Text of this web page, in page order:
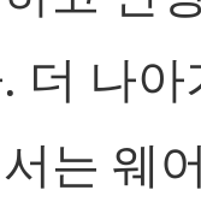
더 나
는 웨